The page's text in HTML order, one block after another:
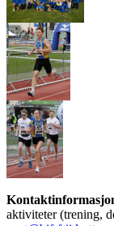
aktiviteter (trening,